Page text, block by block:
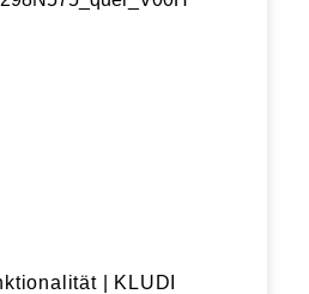
| KLUDI